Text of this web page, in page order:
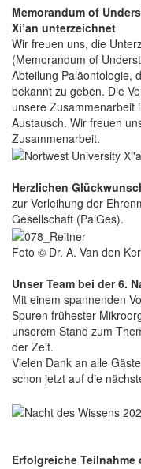
Memorandum of
Xi’an unterzeichnet
Wir freuen uns, die
(Memorandum of
Abteilung Paläontologie,
bekannt zu geben. Die
unsere Zusammenarbeit
Austausch. Wir freuen
Zusammenarbeit.
Herzlichen
zur Verleihung der
Gesellschaft (PalGes).
Foto © Dr. A. Van den
Unser Team bei der 6.
Mit einem spannenden
Spuren frühester
unserem Stand zum
der Zeit.
Vielen Dank an alle
schon jetzt auf die
Erfolgreiche